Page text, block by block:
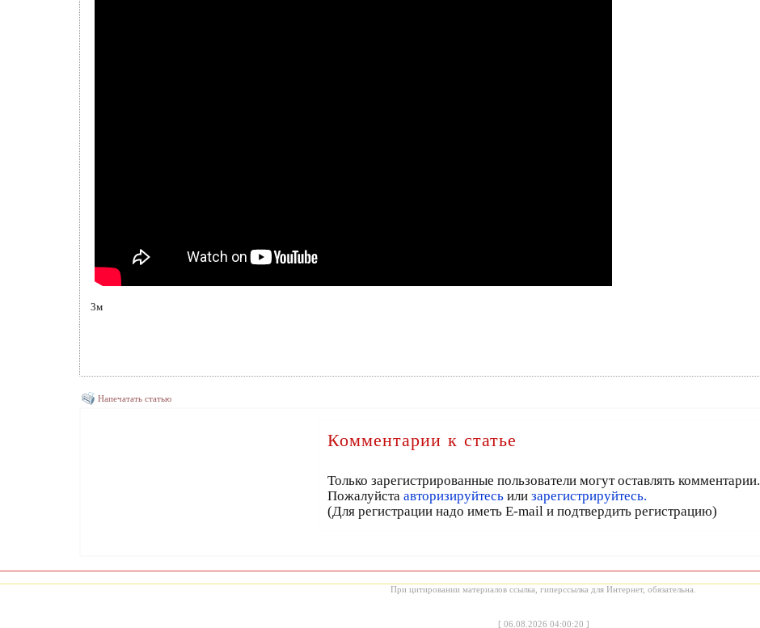
3м
Напечатать статью
Комментарии к статье
Только зарегистрированные пользователи могут оставлять комментарии.
Пожалуйста авторизируйтесь или зарегистрируйтесь.
(Для регистрации надо иметь E-mail и подтвердить регистрацию)
При цитировании материалов ссылка, гиперссылка для Интернет, обязательна.
[ 06.08.2026 04:00:20 ]